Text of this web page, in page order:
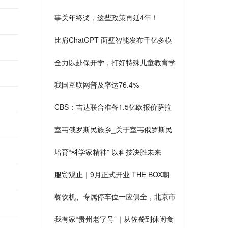
事关年终奖，这些政策再延4年！
比肩ChatGPT 面壁智能发布千亿多模
全力以赴保开学，打好特殊儿童教育学
我国互联网普及率达76.4%
CBS：吉达联合准备1.5亿欧报价萨拉
室韦俄罗斯民族乡_关于室韦俄罗斯民
培育“科学家精神” 以科技决胜未来
服贸观止｜9月正式开业 THE BOX朝
餐饮机、专属停车位一应俱全，北京市
我有家“贵州老字号”｜从佐餐到休闲食